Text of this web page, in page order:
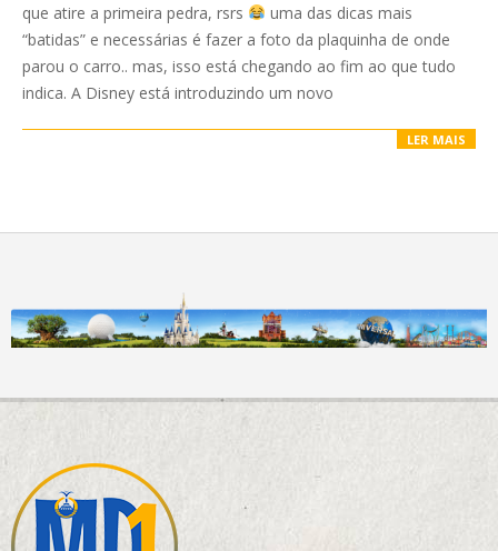
que atire a primeira pedra, rsrs
uma das dicas mais
“batidas” e necessárias é fazer a foto da plaquinha de onde
parou o carro.. mas, isso está chegando ao fim ao que tudo
indica. A Disney está introduzindo um novo
LER MAIS